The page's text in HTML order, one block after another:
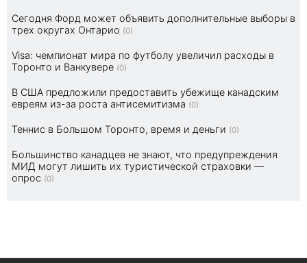
Сегодня Форд может объявить дополнительные выборы в
трех округах Онтарио (0)
Visa: чемпионат мира по футболу увеличил расходы в
Торонто и Ванкувере (0)
В США предложили предоставить убежище канадским
евреям из-за роста антисемитизма (0)
Теннис в Большом Торонто, время и деньги (0)
Большинство канадцев не знают, что предупреждения
МИД могут лишить их туристической страховки —
опрос (0)